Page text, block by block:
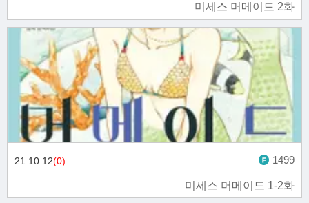
미세스 머메이드 2화
미세스 머메이드 1-2화
21.10.12(0) 1499